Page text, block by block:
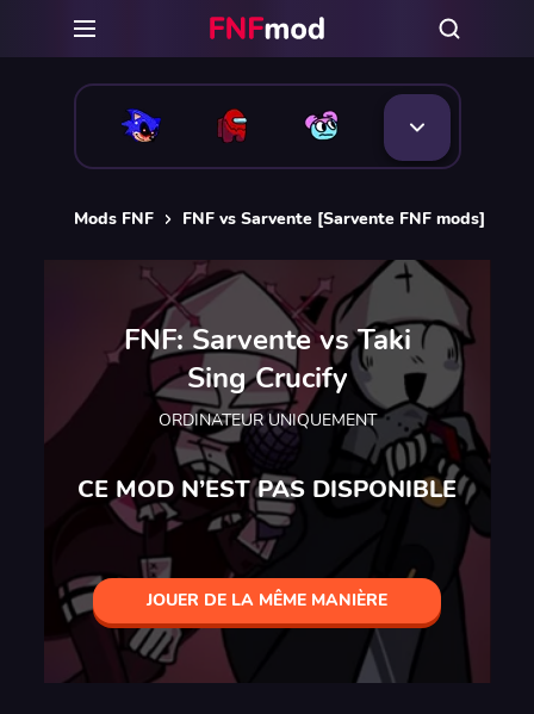
Mods FNF FNF vs Sarvente [Sarvente FNF mods]
FNF: Sarvente vs Taki
Sing Crucify
ORDINATEUR UNIQUEMENT
CE MOD N’EST PAS DISPONIBLE
JOUER DE LA MÊME MANIÈRE